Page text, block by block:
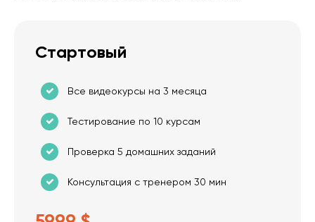
Стартовый
Все видеокурсы на 3 месяца
Тестирование по 10 курсам
Проверка 5 домашних заданий
Консультация с тренером 30 мин